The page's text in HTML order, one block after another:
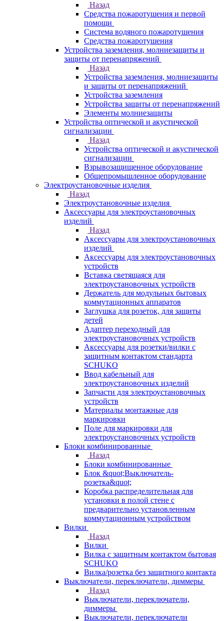
Назад
Средства пожаротушения и первой
помощи
Система водяного пожаротушения
Средства пожаротушения
Устройства заземления, молниезащиты и
защиты от перенапряжений
Назад
Устройства заземления, молниезащиты
и защиты от перенапряжений
Устройства заземления
Устройства защиты от перенапряжений
Элементы молниезащиты
Устройства оптической и акустической
сигнализации
Назад
Устройства оптической и акустической
сигнализации
Взрывозащищенное оборудование
Общепромышленное оборудование
Электроустановочные изделия
Назад
Электроустановочные изделия
Аксессуары для электроустановочных
изделий
Назад
Аксессуары для электроустановочных
изделий
Аксессуары для электроустановочных
устройств
Вставка светящаяся для
электроустановочных устройств
Держатель для модульных бытовых
коммутационных аппаратов
Заглушка для розеток, для защиты
детей
Адаптер переходный для
электроустановочных устройств
Аксессуары для розетки/вилки с
защитным контактом стандарта
SCHUKO
Ввод кабельный для
электроустановочных изделий
Запчасти для электроустановочных
устройств
Материалы монтажные для
маркировки
Поле для маркировки для
электроустановочных устройств
Блоки комбинированные
Назад
Блоки комбинированные
Блок &quot;Выключатель-
розетка&quot;
Коробка распределительная для
установки в полой стене с
предварительно установленным
коммутационным устройством
Вилки
Назад
Вилки
Вилка с защитным контактом бытовая
SCHUKO
Вилка/розетка без защитного контакта
Выключатели, переключатели, диммеры
Назад
Выключатели, переключатели,
диммеры
Выключатели, переключатели